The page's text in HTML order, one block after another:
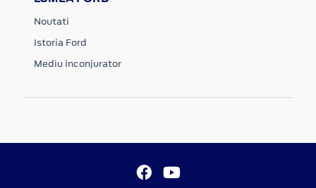
Noutati
Istoria Ford
Mediu inconjurator